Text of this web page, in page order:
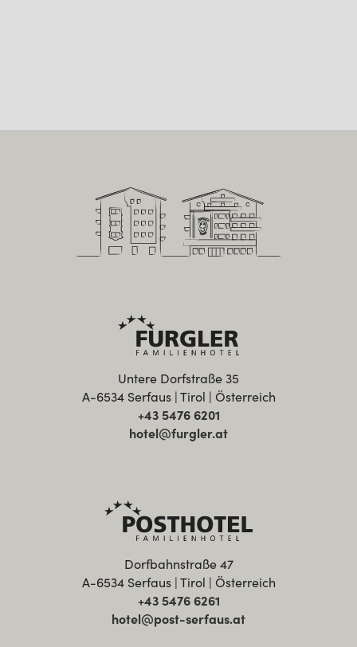
Untere Dorfstraße 35
A-6534 Serfaus | Tirol | Österreich
+43 5476 6201
hotel@furgler.at
Dorfbahnstraße 47
A-6534 Serfaus | Tirol | Österreich
+43 5476 6261
hotel@post-serfaus.at